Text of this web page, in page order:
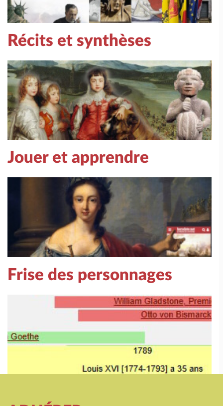
Récits et synthèses
Jouer et apprendre
Frise des personnages